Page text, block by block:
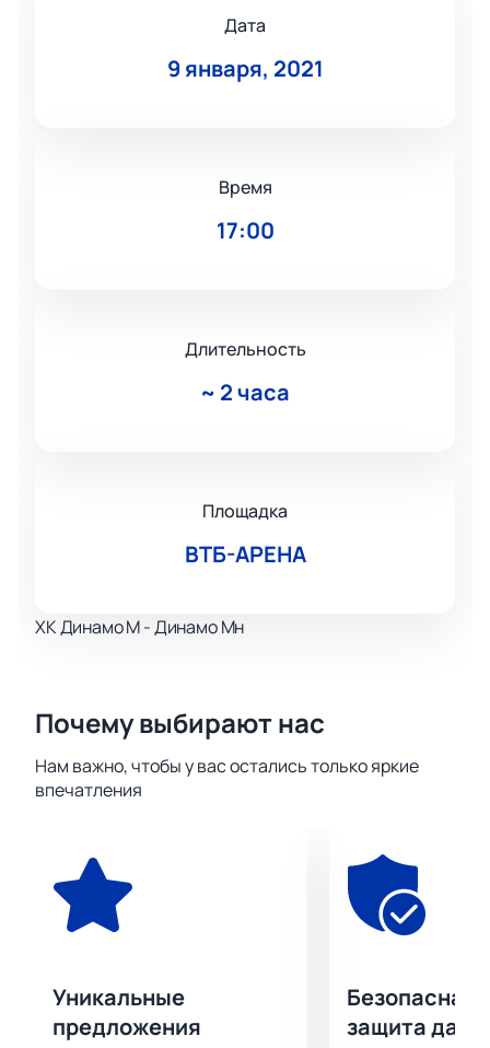
Дата
9 января, 2021
Время
17:00
Длительность
~ 2 часа
Площадка
ВТБ-АРЕНА
ХК Динамо М - Динамо Мн
Почему выбирают нас
Нам важно, чтобы у вас остались только яркие
впечатления
Уникальные
предложения
Безопасная
защита